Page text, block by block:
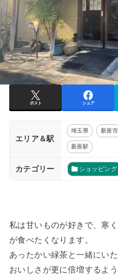
ポスト シェア
エリア＆駅
埼玉県 新座市
新座駅
カテゴリー ショッピング
私は甘いものが好きで、寒
が食べたくなります。
あったかい緑茶と一緒にい
おいしさが更に倍増するよ